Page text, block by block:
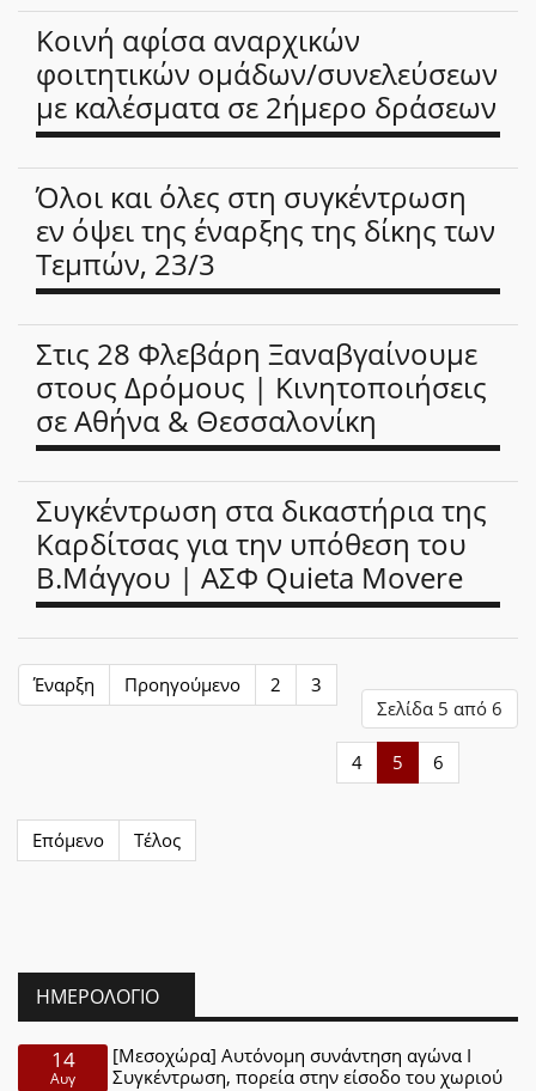
Κοινή αφίσα αναρχικών
φοιτητικών ομάδων/συνελεύσεων
με καλέσματα σε 2ήμερο δράσεων
Όλοι και όλες στη συγκέντρωση
εν όψει της έναρξης της δίκης των
Τεμπών, 23/3
Στις 28 Φλεβάρη Ξαναβγαίνουμε
στους Δρόμους | Κινητοποιήσεις
σε Αθήνα & Θεσσαλονίκη
Συγκέντρωση στα δικαστήρια της
Καρδίτσας για την υπόθεση του
Β.Μάγγου | ΑΣΦ Quieta Movere
Σελίδα 5 από 6
Έναρξη Προηγούμενο 2 3
4 5 6
Επόμενο Τέλος
ΗΜΕΡΟΛΌΓΙΟ
14
Αυγ
[Μεσοχώρα] Αυτόνομη συνάντηση αγώνα Ι
Συγκέντρωση, πορεία στην είσοδο του χωριού